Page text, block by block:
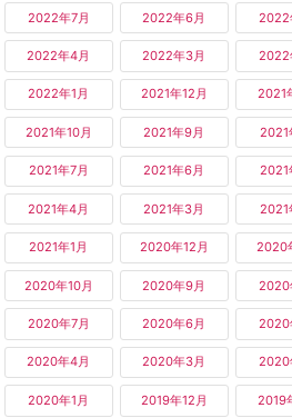
2022年7月 2022年6月 2022
2022年4月 2022年3月 2022
2022年1月 2021年12月 2021
2021年10月 2021年9月 2021
2021年7月 2021年6月 2021
2021年4月 2021年3月 2021
2021年1月 2020年12月 2020
2020年10月 2020年9月 2020
2020年7月 2020年6月 2020
2020年4月 2020年3月 2020
2020年1月 2019年12月 2019